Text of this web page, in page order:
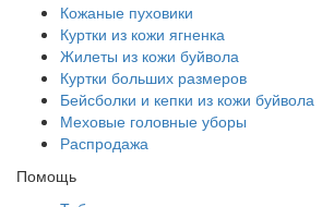
Кожаные пуховики
Куртки из кожи ягненка
Жилеты из кожи буйвола
Куртки больших размеров
Бейсболки и кепки из кожи буйвола
Меховые головные уборы
Распродажа
Помощь